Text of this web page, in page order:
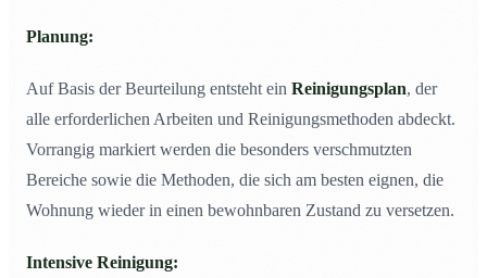
Planung:
Auf Basis der Beurteilung entsteht ein Reinigungsplan, der
alle erforderlichen Arbeiten und Reinigungsmethoden abdeckt.
Vorrangig markiert werden die besonders verschmutzten
Bereiche sowie die Methoden, die sich am besten eignen, die
Wohnung wieder in einen bewohnbaren Zustand zu versetzen.
Intensive Reinigung: